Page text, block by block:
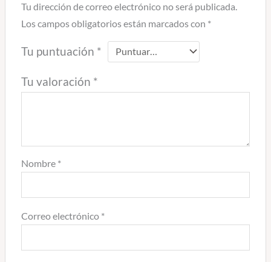
Tu dirección de correo electrónico no será publicada.
Los campos obligatorios están marcados con *
Tu puntuación *
Tu valoración *
Nombre *
Correo electrónico *